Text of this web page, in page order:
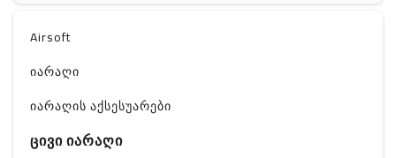
Airsoft
იარაღი
იარაღის აქსესუარები
ცივი იარაღი